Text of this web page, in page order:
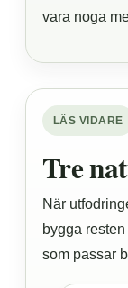
vara noga
LÄS VIDARE
Tre
När
bygga
som passar